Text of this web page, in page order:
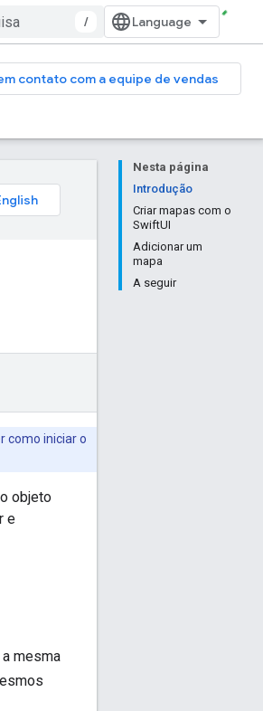
/
contato com a equipe de vendas
Nesta página
Introdução
Criar mapas com o
SwiftUI
Adicionar um
mapa
A seguir
como iniciar o
objeto
e
mesma